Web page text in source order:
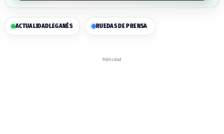
ACTUALIDADLEGANÉS RUEDAS DE PRENSA
Publicidad